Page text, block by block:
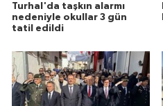
Turhal'da taşkın alarmı
nedeniyle okullar 3 gün
tatil edildi